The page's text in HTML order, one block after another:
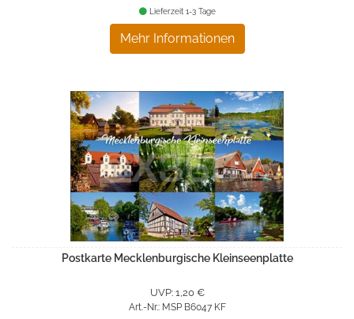
Mehr Informationen
Lieferzeit 1-3 Tage
Postkarte Mecklenburgische Kleinseenplatte
UVP: 1,20 €
Art.-Nr.: MSP B6047 KF